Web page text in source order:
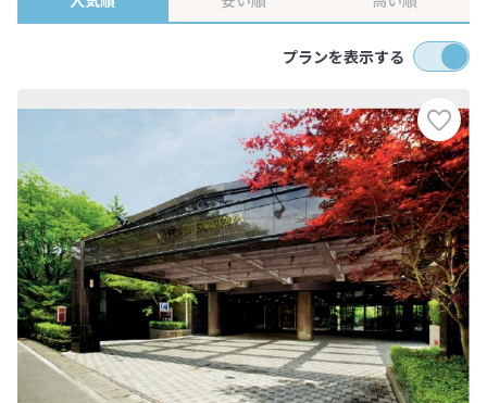
プランを表示する